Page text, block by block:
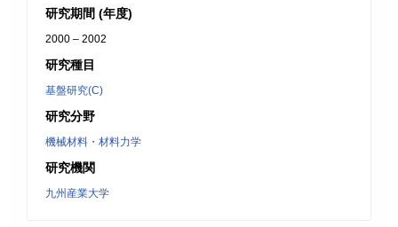
研究期間 (年度)
2000 – 2002
研究種目
基盤研究(C)
研究分野
機械材料・材料力学
研究機関
九州産業大学